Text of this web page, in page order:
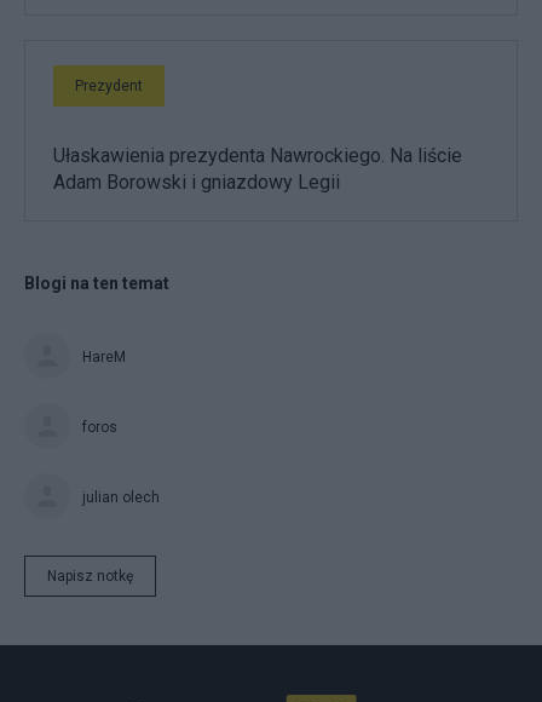
Prezydent
Ułaskawienia prezydenta Nawrockiego. Na liście
Adam Borowski i gniazdowy Legii
Blogi na ten temat
HareM
foros
julian olech
Napisz notkę